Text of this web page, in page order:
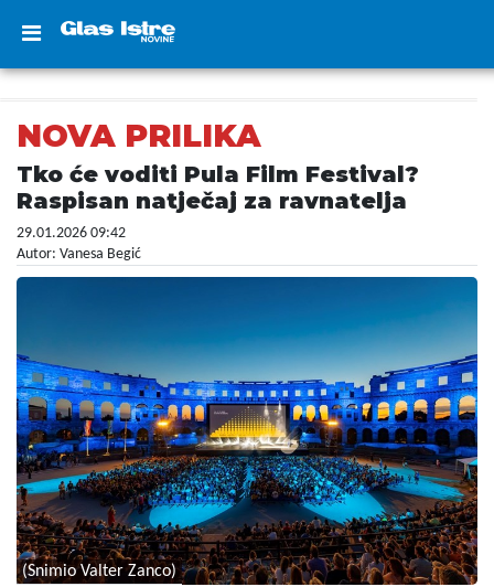
NOVA PRILIKA
Tko će voditi Pula Film Festival?
Raspisan natječaj za ravnatelja
29.01.2026 09:42
Autor: Vanesa Begić
(Snimio Valter Zanco)